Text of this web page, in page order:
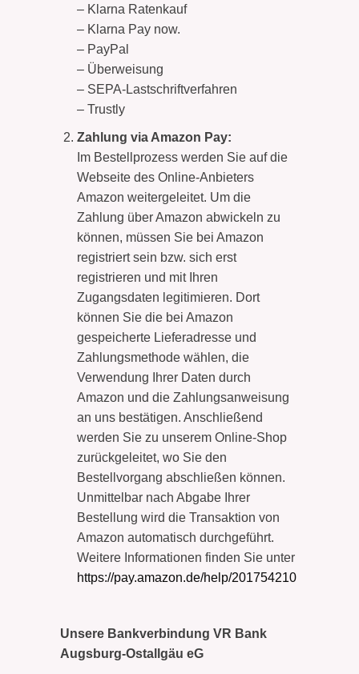
– Klarna Ratenkauf
– Klarna Pay now.
– PayPal
– Überweisung
– SEPA-Lastschriftverfahren
– Trustly
Zahlung via Amazon Pay:
Im Bestellprozess werden Sie auf die
Webseite des Online-Anbieters
Amazon weitergeleitet. Um die
Zahlung über Amazon abwickeln zu
können, müssen Sie bei Amazon
registriert sein bzw. sich erst
registrieren und mit Ihren
Zugangsdaten legitimieren. Dort
können Sie die bei Amazon
gespeicherte Lieferadresse und
Zahlungsmethode wählen, die
Verwendung Ihrer Daten durch
Amazon und die Zahlungsanweisung
an uns bestätigen. Anschließend
werden Sie zu unserem Online-Shop
zurückgeleitet, wo Sie den
Bestellvorgang abschließen können.
Unmittelbar nach Abgabe Ihrer
Bestellung wird die Transaktion von
Amazon automatisch durchgeführt.
Weitere Informationen finden Sie unter
https://pay.amazon.de/help/201754210
Unsere Bankverbindung VR Bank
Augsburg-Ostallgäu eG